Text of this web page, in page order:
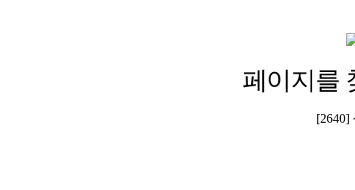
페이지를
[2640]